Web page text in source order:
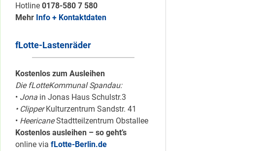
Hotline 0178-580 7 580
Mehr Info + Kontaktdaten
fLotte-Lastenräder
Kostenlos zum Ausleihen
Die fLotteKommunal Spandau:
• Jona in Jonas Haus Schulstr.3
• ClipperKulturzentrum Sandstr. 41
• HeericaneStadtteilzentrum Obstallee
Kostenlos ausleihen – so geht’s
online via fLotte-Berlin.de